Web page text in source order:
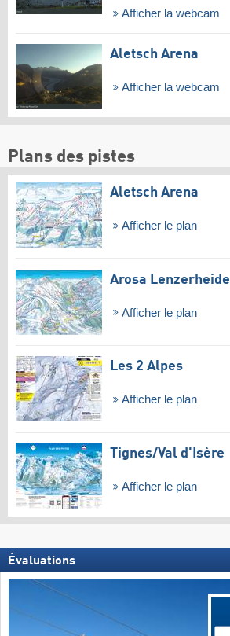
Afficher la webcam
Aletsch Arena
Afficher la webcam
Plans des pistes
Aletsch Arena
Afficher le plan
Arosa Lenzerheide
Afficher le plan
Les 2 Alpes
Afficher le plan
Tignes/​Val d'Isère
Afficher le plan
Évaluations